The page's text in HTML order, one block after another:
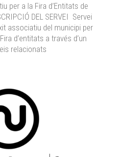
per a la Fira d’Entitats de
DEL SERVEI Servei
associatiu del municipi per
d’entitats a través d’un
relacionats